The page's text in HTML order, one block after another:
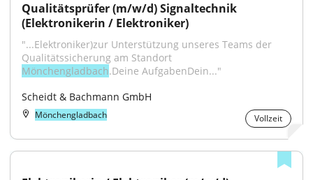
Qualitätsprüfer (m/w/d) Signaltechnik
(Elektronikerin / Elektroniker)
"...Elektroniker)zur Unterstützung unseres Teams der
Mönchengladbach.Deine AufgabenDein..."
Scheidt & Bachmann GmbH
Mönchengladbach Vollzeit